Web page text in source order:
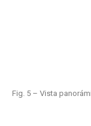
Fig. 5 – Vista